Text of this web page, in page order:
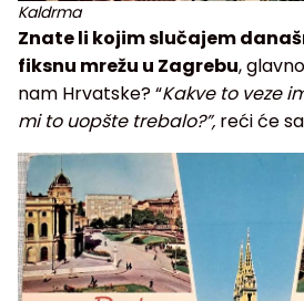
Kaldrma
Znate li kojim slučajem
fiksnu mrežu u Zagrebu,
nam Hrvatske? “Kakve to veze
mi to uopšte trebalo?”, reći će